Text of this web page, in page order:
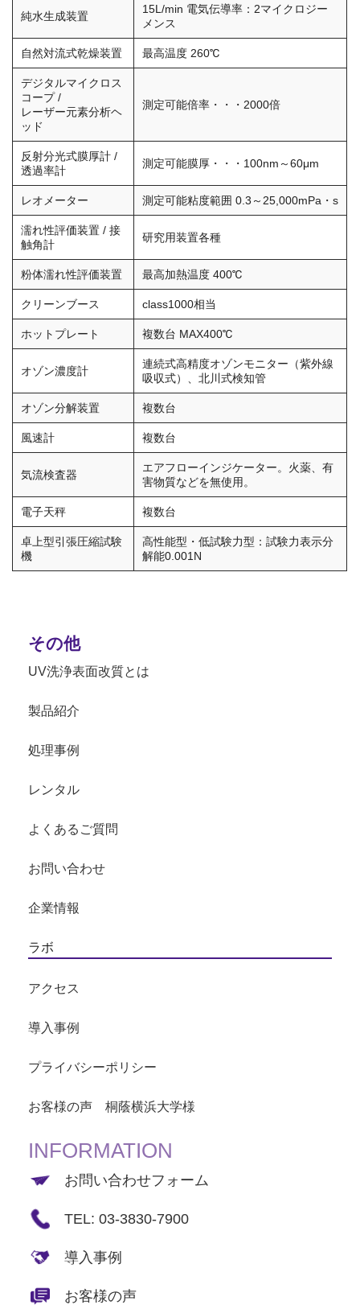
純水生成装置
15L/min 電気伝導率：2マイクロジー
メンス
自然対流式乾燥装置 最高温度 260℃
デジタルマイクロス
コープ /
レーザー元素分析ヘ
ッド
測定可能倍率・・・2000倍
反射分光式膜厚計 /
透過率計
測定可能膜厚・・・100nm～60μm
レオメーター 測定可能粘度範囲 0.3～25,000mPa・s
濡れ性評価装置 / 接
触角計
研究用装置各種
粉体濡れ性評価装置 最高加熱温度 400℃
クリーンブース class1000相当
ホットプレート 複数台 MAX400℃
オゾン濃度計
連続式高精度オゾンモニター（紫外線
吸収式）、北川式検知管
オゾン分解装置 複数台
風速計 複数台
気流検査器
エアフローインジケーター。火薬、有
害物質などを無使用。
電子天秤 複数台
卓上型引張圧縮試験
機
高性能型・低試験力型：試験力表示分
解能0.001N
その他
UV洗浄表面改質とは
製品紹介
処理事例
レンタル
よくあるご質問
お問い合わせ
企業情報
ラボ
アクセス
導入事例
プライバシーポリシー
お客様の声 桐蔭横浜大学様
INFORMATION
お問い合わせフォーム
TEL: 03-3830-7900
導入事例
お客様の声